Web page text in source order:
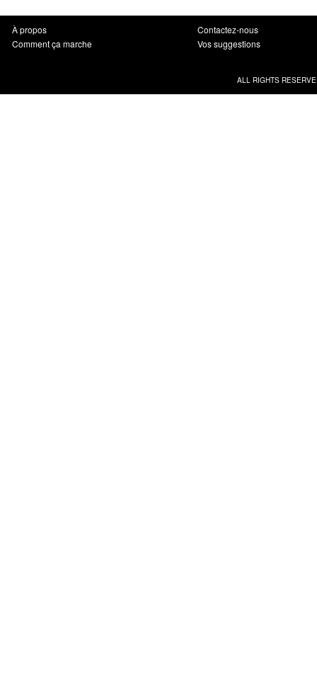
À propos
Comment ça marche
Contactez-nous
Vos suggestions
ALL RIGHTS